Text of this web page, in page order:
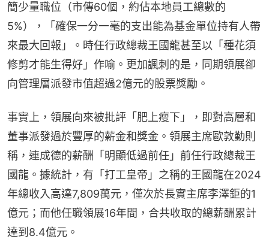
簡少量職位（市傳60個，約佔本地員工總數的
5%），「確保一分一毫的支出能為基金單位持有人帶
來最大回報」。時任行政總裁王國龍甚至以「種花須
修剪才能生得好」作喻。更加諷刺的是，同期領展卻
向管理層派發市值超過2億元的股票獎勵。
事實上，領展向來被批評「肥上瘦下」，即對高層和
董事派發過於豐厚的薪金和獎金。領展主席歐敦勤則
稱，連成德的薪酬「明顯低過前任」前任行政總裁王
國龍。據統計，有「打工皇帝」之稱的王國龍在2024
年總收入高達7,809萬元，僅次於長實主席李澤鉅的1
億元；而他任職領展16年間，合共收取的總薪酬累計
達到8.4億元。